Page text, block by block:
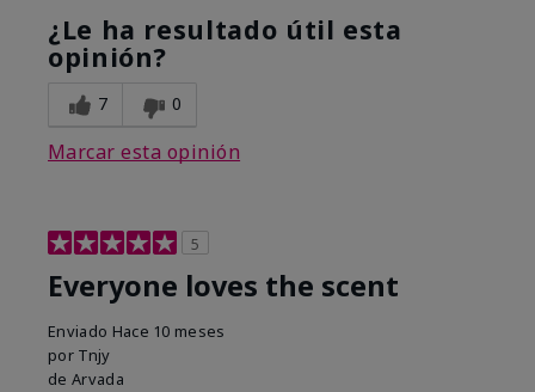
¿Le ha resultado útil esta
opinión?
7 0
Marcar esta opinión
5
Everyone loves the scent
Enviado Hace 10 meses
por Tnjy
de Arvada